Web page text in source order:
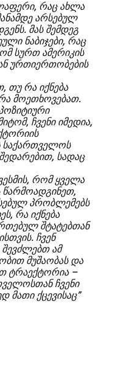
რაც ახლა
არსებულ
მას შემდეგ
ნაბიჯები, რაც
სურთ ამერიკის
ურთიერთობების
თუ რა იქნება
მოეთხოვებათ.
ჩვენი იმედია,
საქართველოს
სადაც
რომ ყველა
წარმოადგინეთ,
პრობლემებს
რა იქნება
შტატებთან
ჩვენ
შევძლებთ ამ
მუშაობას და
ტრაექტორია –
ჩვენი
მათი ქცევისაც”